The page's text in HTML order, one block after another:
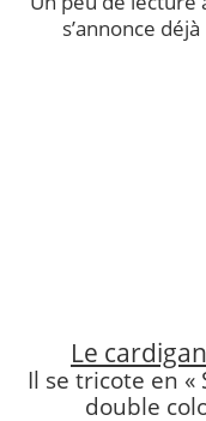
s’annonce
Le
Il se tricote en
double